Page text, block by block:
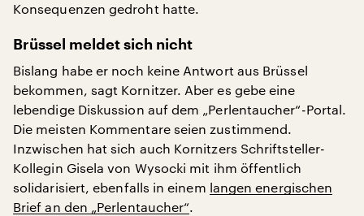
Konsequenzen gedroht hatte.
Brüssel meldet sich nicht
Bislang habe er noch keine Antwort aus Brüssel
bekommen, sagt Kornitzer. Aber es gebe eine
lebendige Diskussion auf dem „Perlentaucher“-Portal.
Die meisten Kommentare seien zustimmend.
Inzwischen hat sich auch Kornitzers Schriftsteller-
Kollegin Gisela von Wysocki mit ihm öffentlich
solidarisiert, ebenfalls in einem langen energischen
Brief an den „Perlentaucher“.